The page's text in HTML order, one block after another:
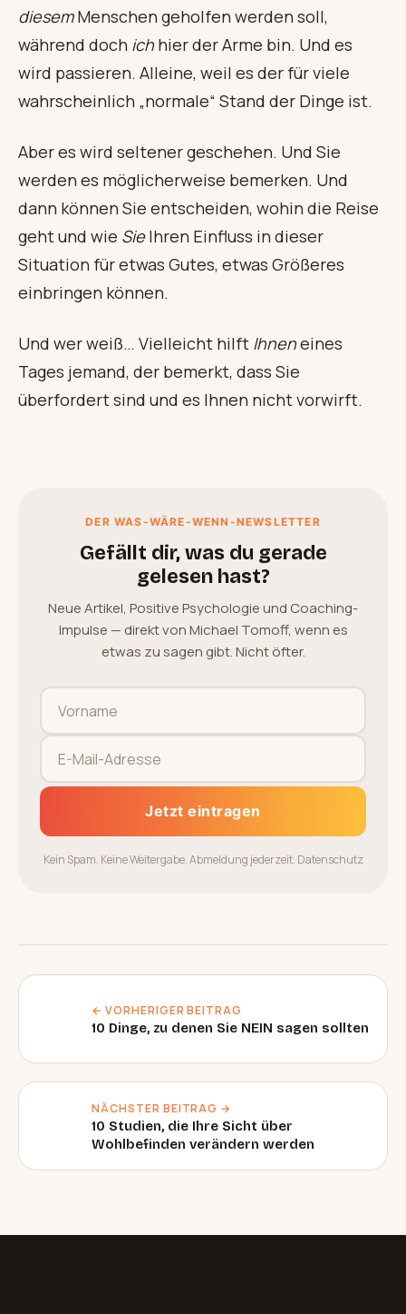
diesemMenschen geholfen werden soll,
während doch ich hier der Arme bin. Und es
wird passieren. Alleine, weil es der für viele
wahrscheinlich „normale“ Stand der Dinge ist.
Aber es wird seltener geschehen. Und Sie
werden es möglicherweise bemerken. Und
dann können Sie entscheiden, wohin die Reise
geht und wie SieIhren Einfluss in dieser
Situation für etwas Gutes, etwas Größeres
einbringen können.
Und wer weiß… Vielleicht hilft Ihneneines
Tages jemand, der bemerkt, dass Sie
überfordert sind und es Ihnen nicht vorwirft.
DER WAS-WÄRE-WENN-NEWSLETTER
Gefällt dir, was du gerade
gelesen hast?
Neue Artikel, Positive Psychologie und Coaching-
Impulse — direkt von Michael Tomoff, wenn es
etwas zu sagen gibt. Nicht öfter.
Jetzt eintragen
Kein Spam. Keine Weitergabe. Abmeldung jederzeit. Datenschutz
← VORHERIGER BEITRAG
10 Dinge, zu denen Sie NEIN sagen sollten
NÄCHSTER BEITRAG →
10 Studien, die Ihre Sicht über
Wohlbefinden verändern werden